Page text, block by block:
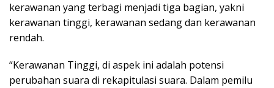
kerawanan yang terbagi menjadi tiga bagian, yakni
kerawanan tinggi, kerawanan sedang dan kerawanan
rendah.
“Kerawanan Tinggi, di aspek ini adalah potensi
perubahan suara di rekapitulasi suara. Dalam pemilu